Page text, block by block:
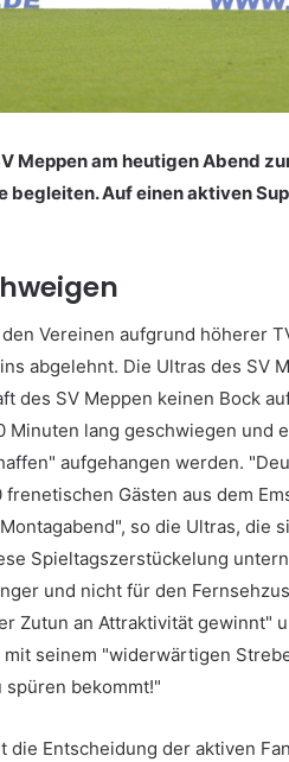
Meppen am heutigen Abend
Auf einen aktiven
Vereinen aufgrund höherer
abgelehnt. Die Ultras des SV
des SV Meppen keinen Bock
Minuten lang geschwiegen und
aufgehangen werden.
Gästen aus dem
so die Ultras, die
Spieltagszerstückelung
und nicht für den
Zutun an Attraktivität gewinnt"
seinem "widerwärtigen
spüren bekommt!"
Entscheidung der aktiven